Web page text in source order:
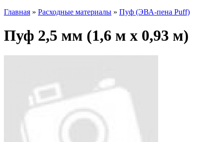
Главная » Расходные материалы » Пуф (ЭВА-пена Puff)
Пуф 2,5 мм (1,6 м х 0,93 м)